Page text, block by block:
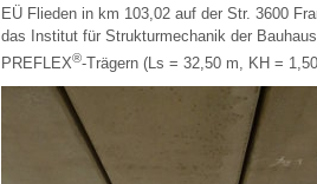
EÜ Flieden in km 103,02 auf der Str. 3600
das Institut für Strukturmechanik der
PREFLEX®-Trägern (Ls = 32,50 m, KH =